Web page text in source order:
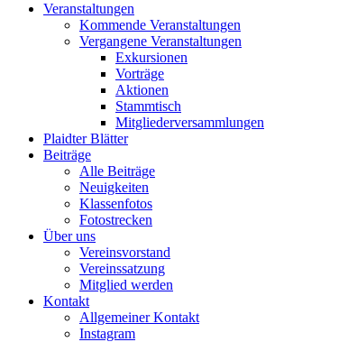
Veranstaltungen
Kommende Veranstaltungen
Vergangene Veranstaltungen
Exkursionen
Vorträge
Aktionen
Stammtisch
Mitgliederversammlungen
Plaidter Blätter
Beiträge
Alle Beiträge
Neuigkeiten
Klassenfotos
Fotostrecken
Über uns
Vereinsvorstand
Vereinssatzung
Mitglied werden
Kontakt
Allgemeiner Kontakt
Instagram